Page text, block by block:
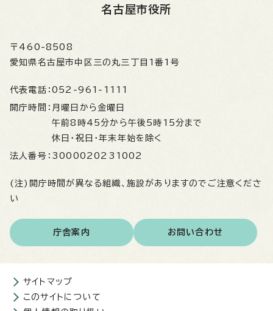
名古屋市役所
〒460-8508
愛知県名古屋市中区三の丸三丁目1番1号
代表電話： 052-961-1111
開庁時間： 月曜日から金曜日
午前8時45分から午後5時15分まで
休日・祝日・年末年始を除く
法人番号： 3000020231002
(注)開庁時間が異なる組織、施設がありますのでご注意くださ
い
庁舎案内 お問い合わせ
サイトマップ
このサイトについて